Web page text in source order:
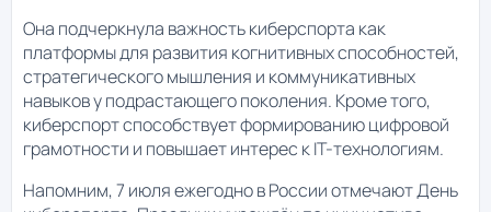
Она подчеркнула важность киберспорта как
платформы для развития когнитивных способностей,
стратегического мышления и коммуникативных
навыков у подрастающего поколения. Кроме того,
киберспорт способствует формированию цифровой
грамотности и повышает интерес к IT-технологиям.
Напомним, 7 июля ежегодно в России отмечают День